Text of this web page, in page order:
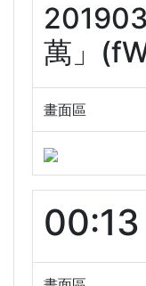
萬」
畫面區